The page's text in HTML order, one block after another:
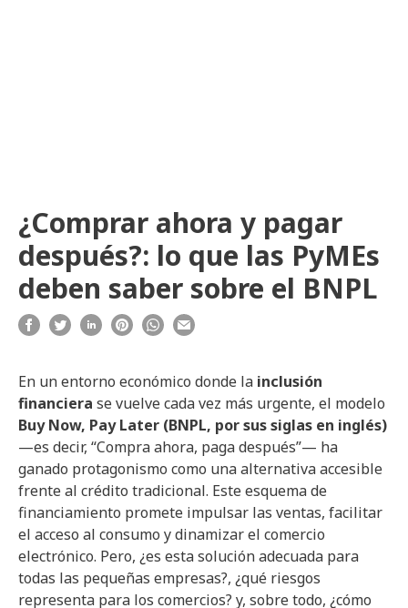
¿Comprar ahora y pagar
después?: lo que las PyMEs
deben saber sobre el BNPL
En un entorno económico donde la inclusión
financiera se vuelve cada vez más urgente, el modelo
Buy Now, Pay Later (BNPL, por sus siglas en inglés)
—es decir, “Compra ahora, paga después”— ha
ganado protagonismo como una alternativa accesible
frente al crédito tradicional. Este esquema de
financiamiento promete impulsar las ventas, facilitar
el acceso al consumo y dinamizar el comercio
electrónico. Pero, ¿es esta solución adecuada para
todas las pequeñas empresas?, ¿qué riesgos
representa para los comercios? y, sobre todo, ¿cómo